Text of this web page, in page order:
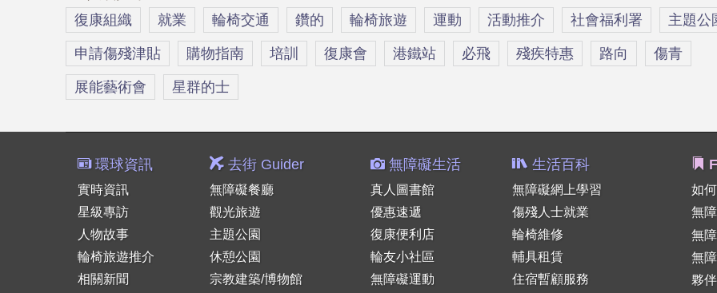
復康組織 就業 輪椅交通 鑽的 輪椅旅遊 運動 活動推介 社會福利署 主題公
申請傷殘津貼 購物指南 培訓 復康會 港鐵站 必飛 殘疾特惠 路向 傷青
展能藝術會 星群的士
環球資訊
實時資訊
星級專訪
人物故事
輪椅旅遊推介
相關新聞
去街 Guider
無障礙餐廳
觀光旅遊
主題公園
休憩公園
宗教建築/博物館
無障礙生活
真人圖書館
優惠速遞
復康便利店
輪友小社區
無障礙運動
生活百科
無障礙網上學習
傷殘人士就業
輪椅維修
輔具租賃
住宿暫顧服務
如
無
無
無
夥